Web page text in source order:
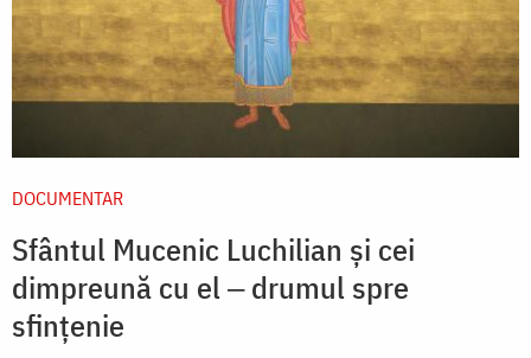
DOCUMENTAR
Sfântul Mucenic Luchilian și cei
dimpreună cu el ‒ drumul spre
sfințenie